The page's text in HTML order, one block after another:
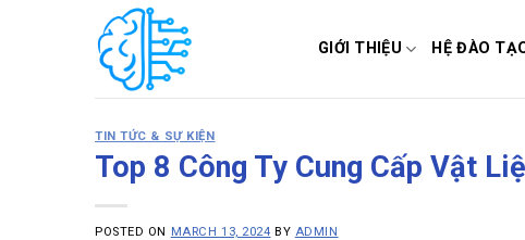
GIỚI THIỆU HỆ ĐÀO
TIN TỨC & SỰ KIỆN
Top 8 Công Ty Cung Cấp Vật
POSTED ON MARCH 13, 2024 BY ADMIN